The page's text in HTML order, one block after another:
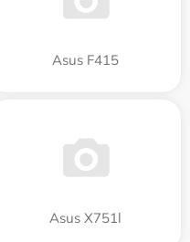
Asus F415
Asus X751l